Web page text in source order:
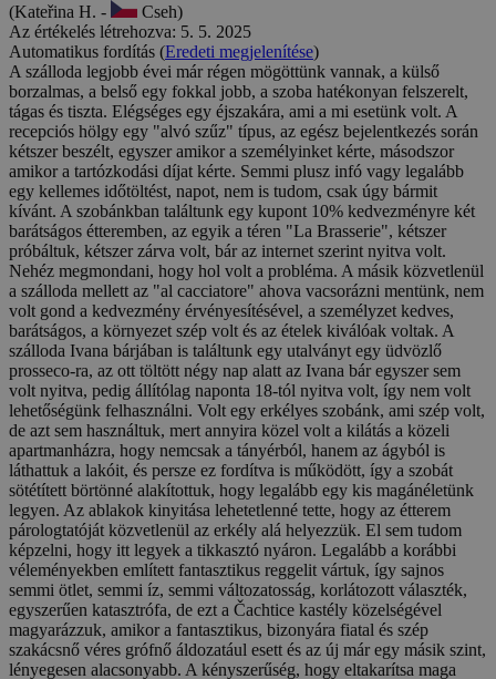
(Kateřina H. -
Cseh)
Az értékelés létrehozva: 5. 5. 2025
Automatikus fordítás (Eredeti megjelenítése)
A szálloda legjobb évei már régen mögöttünk vannak, a külső
borzalmas, a belső egy fokkal jobb, a szoba hatékonyan felszerelt,
tágas és tiszta. Elégséges egy éjszakára, ami a mi esetünk volt. A
recepciós hölgy egy "alvó szűz" típus, az egész bejelentkezés során
kétszer beszélt, egyszer amikor a személyinket kérte, másodszor
amikor a tartózkodási díjat kérte. Semmi plusz infó vagy legalább
egy kellemes időtöltést, napot, nem is tudom, csak úgy bármit
kívánt. A szobánkban találtunk egy kupont 10% kedvezményre két
barátságos étteremben, az egyik a téren "La Brasserie", kétszer
próbáltuk, kétszer zárva volt, bár az internet szerint nyitva volt.
Nehéz megmondani, hogy hol volt a probléma. A másik közvetlenül
a szálloda mellett az "al cacciatore" ahova vacsorázni mentünk, nem
volt gond a kedvezmény érvényesítésével, a személyzet kedves,
barátságos, a környezet szép volt és az ételek kiválóak voltak. A
szálloda Ivana bárjában is találtunk egy utalványt egy üdvözlő
prosseco-ra, az ott töltött négy nap alatt az Ivana bár egyszer sem
volt nyitva, pedig állítólag naponta 18-tól nyitva volt, így nem volt
lehetőségünk felhasználni. Volt egy erkélyes szobánk, ami szép volt,
de azt sem használtuk, mert annyira közel volt a kilátás a közeli
apartmanházra, hogy nemcsak a tányérból, hanem az ágyból is
láthattuk a lakóit, és persze ez fordítva is működött, így a szobát
sötétített börtönné alakítottuk, hogy legalább egy kis magánéletünk
legyen. Az ablakok kinyitása lehetetlenné tette, hogy az étterem
párologtatóját közvetlenül az erkély alá helyezzük. El sem tudom
képzelni, hogy itt legyek a tikkasztó nyáron. Legalább a korábbi
véleményekben említett fantasztikus reggelit vártuk, így sajnos
semmi ötlet, semmi íz, semmi változatosság, korlátozott választék,
egyszerűen katasztrófa, de ezt a Čachtice kastély közelségével
magyarázzuk, amikor a fantasztikus, bizonyára fiatal és szép
szakácsnő véres grófnő áldozatául esett és az új már egy másik szint,
lényegesen alacsonyabb. A kényszerűség, hogy eltakarítsa maga